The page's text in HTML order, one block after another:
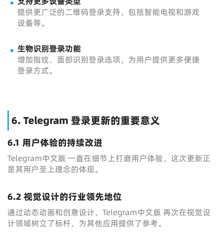
提供更广泛的二维码登录支持，包括智能电视和游戏
设备等。
生物识别登录功能
增加指纹、面部识别登录选项，为用户提供更多便捷
登录方式。
6. Telegram 登录更新的重要意义
6.1 用户体验的持续改进
Telegram中文版 一直在细节上打磨用户体验，这次更新正
是其用户至上理念的体现。
6.2 视觉设计的行业领先地位
通过动态动画和创意设计，Telegram中文版 再次在视觉设
计领域树立了标杆，为其他应用提供了参考。